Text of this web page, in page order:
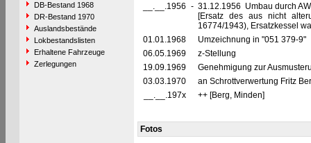
DB-Bestand 1968
DR-Bestand 1970
Auslandsbestände
Lokbestandslisten
Erhaltene Fahrzeuge
Zerlegungen
__.__.1956 - 31.12.1956 Umbau durch
[Ersatz des aus nicht
16774/1943), Ersatzkessel
01.01.1968
Umzeichnung in "051 379-9"
06.05.1969
z-Stellung
19.09.1969
Genehmigung zur
03.03.1970
an Schrottverwertung Fritz
__.__.197x
++ [Berg, Minden]
Fotos